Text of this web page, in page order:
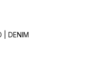
| DENIM